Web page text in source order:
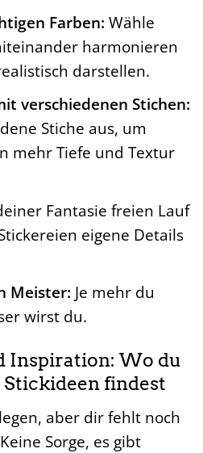
Farben: Wähle
harmonieren
darstellen.
verschiedenen Stichen:
Stiche aus, um
mehr Tiefe und Textur
Fantasie freien Lauf
eigene Details
Meister: Je mehr du
wirst du.
Inspiration: Wo du
findest
aber dir fehlt noch
Sorge, es gibt